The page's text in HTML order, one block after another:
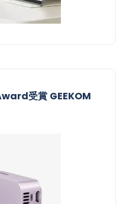
受賞​ GEEKOM